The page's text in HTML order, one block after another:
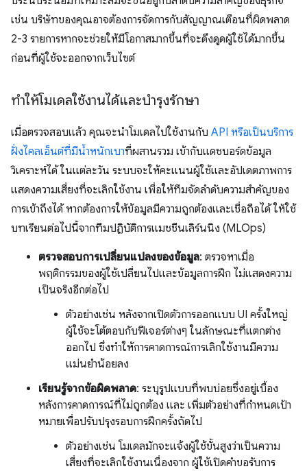
เช่น บริษัทของคุณอาจต้องการจัดการกับสัญญาณเตือนที่ผิดพลาด
2-3 รายการหากจะช่วยให้มีโอกาสมากขึ้นที่จะดึงดูดผู้ใช้ได้มากขึ้น
ก่อนที่ผู้ใช้จะออกจากเว็บไซต์
ทำให้โมเดลใช้งานได้และบำรุงรักษา
เมื่อตรวจสอบแล้ว คุณจะนําโมเดลไปใช้งานกับ API หรือเป็นบริการ
ฝั่งไคลเอ็นต์ที่มีน้ำหนักเบาที่ผสานรวม เข้ากับแดชบอร์ดข้อมูล
วิเคราะห์ได้ ในแต่ละวัน ระบบจะให้คะแนนผู้ใช้และอัปเดตภาพการ
แสดงความเสี่ยงที่จะเลิกใช้งาน เพื่อให้ทีมจัดลำดับความสำคัญของ
การเข้าถึงได้ หากต้องการให้ข้อมูลมีความถูกต้องและเชื่อถือได้ ให้ใช้
บทเรียนต่อไปนี้จากทีมปฏิบัติการแมชชีนเลิร์นนิง (MLOps)
ตรวจสอบการเปลี่ยนแปลงของข้อมูล: ตรวจหาเมื่อ
พฤติกรรมของผู้ใช้เปลี่ยนไปและข้อมูลการฝึก ไม่แสดงความ
เป็นจริงอีกต่อไป
ตัวอย่างเช่น หลังจากเปิดตัวการออกแบบ UI ครั้งใหญ่
ผู้ใช้จะโต้ตอบกับฟีเจอร์ต่างๆ ในลักษณะที่แตกต่าง
ออกไป ซึ่งทำให้การคาดการณ์การเลิกใช้งานมีความ
แม่นยำน้อยลง
เรียนรู้จากข้อผิดพลาด: ระบุรูปแบบที่พบบ่อยซึ่งอยู่เบื้อง
หลังการคาดการณ์ที่ไม่ถูกต้อง และ เพิ่มตัวอย่างที่กำหนดเป้า
หมายเพื่อปรับปรุงรอบการฝึกครั้งถัดไป
ตัวอย่างเช่น โมเดลมักจะแจ้งผู้ใช้ขั้นสูงว่าเป็นความ
เสี่ยงที่จะเลิกใช้งานเนื่องจาก ผู้ใช้เปิดคำขอรับการ